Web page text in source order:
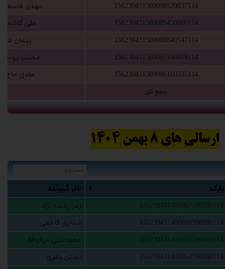
156230431500090520037114
‫مهدی قاسمی
156230431500089450000114
‫علی کاشف
156230431500088840547114
‫پیمان
156230431500087160009114
‫مجتب
156230431500086160335114
‫هادی حاج
‫جمع کل‬‏
‫بارکد‬‏ ‫نام گ‬‏یرنده
156230431400057100336114
‫زهرا رمنده نژاد‬‏
156230431400056990336114
‫شقایق کاظمی‬‏
156230431400055500469114
‫محمدتقی موقوفه‬‏
156230431400054760048114
‫نستن باقری‬‏
ارسالی های 8 بهمن 1404